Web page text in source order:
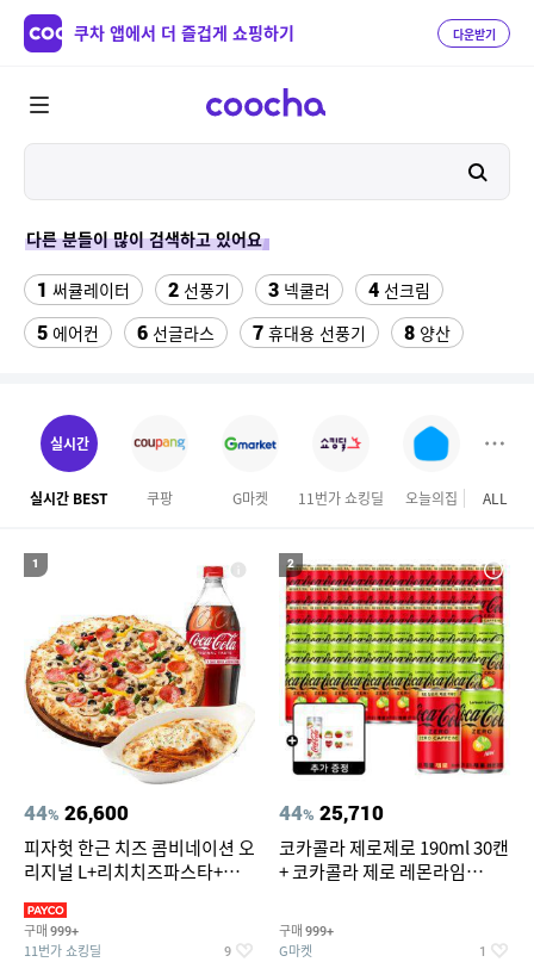
쿠차 앱에서 더 즐겁게 쇼핑하기 다운받기
다른 분들이 많이 검색하고 있어요
1 써큘레이터 2 선풍기 3 넥쿨러 4 선크림
5 에어컨 6 선글라스 7 휴대용 선풍기 8 양산
11 여성칠부바지
14 라이트라이드 360
16 forever21 뷔페용기 18 매직 미러
현미
ALL
실시간
실시간 BEST 쿠팡 G마켓 11번가 쇼킹딜 오늘의집 GS
1
44% 26,600
피자헛 한근 치즈 콤비네이션 오
리지널 L+리치치즈파스타+콜
구매 999+
11번가 쇼킹딜 9
2
44% 25,710
코카콜라 제로제로 190ml 30캔
+ 코카콜라 제로 레몬라임
티커 세트
구매 999+
G마켓 1